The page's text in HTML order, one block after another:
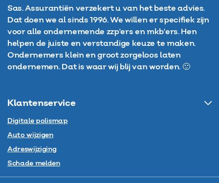
Sas. Assurantiën verzekert u van het beste advies.
Dat doen we al sinds 1996. We willen er specifiek zijn
voor alle ondernemende zzp'ers en mkb'ers. Hen
helpen de juiste en verstandige keuze te maken.
Ondernemers klein en groot zorgeloos laten
ondernemen. Dat is waar wij blij van worden. 🙂
Klantenservice
Digitale polismap
Auto wijzigen
Adreswijziging
Schade melden